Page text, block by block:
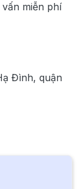
miễn phí
Đình, quận